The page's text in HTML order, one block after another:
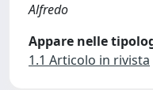
Alfredo
Appare nelle
1.1 Articolo in rivista